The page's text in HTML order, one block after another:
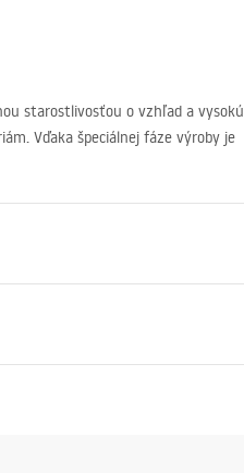
starostlivosťou o vzhľad a vysokú
Vďaka špeciálnej fáze výroby je
zlato